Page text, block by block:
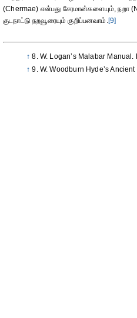
(Chermae) என்பது சேரமான்களையும், நறா
குடநாட்டு நறவூரையும் குறிப்பனவாம்.[9]
↑ 8. W. Logan’s Malabar Manual.
↑ 9. W. Woodburn Hyde’s